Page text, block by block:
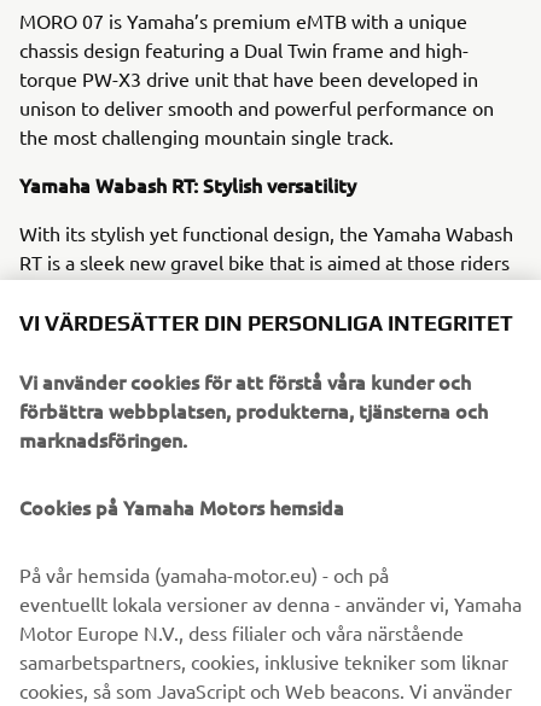
MORO 07 is Yamaha’s premium eMTB with a unique
chassis design featuring a Dual Twin frame and high-
torque PW-X3 drive unit that have been developed in
unison to deliver smooth and powerful performance on
the most challenging mountain single track.
Yamaha Wabash RT: Stylish versatility
With its stylish yet functional design, the Yamaha Wabash
RT is a sleek new gravel bike that is aimed at those riders
an integral part of the whole riding experience. The real
to get out of the city or suburbs and explore new places
and enjoy every second of the ride – because it’s as much
about the journey as it is about getting there.
performance, the CrossCore RC is a versatile all-rounder
designed as the ideal everyday bike for all riders, young
and old.
VI VÄRDESÄTTER DIN PERSONLIGA INTEGRITET
Vi använder cookies för att förstå våra kunder och
förbättra webbplatsen, produkterna, tjänsterna och
marknadsföringen.
Cookies på Yamaha Motors hemsida
På vår hemsida (yamaha-motor.eu) - och på
eventuellt lokala versioner av denna - använder vi, Yamaha
Motor Europe N.V., dess filialer och våra närstående
samarbetspartners, cookies, inklusive tekniker som liknar
cookies, så som JavaScript och Web beacons. Vi använder